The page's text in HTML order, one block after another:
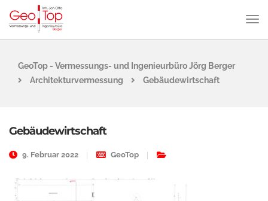
GeoTop - Vermessungs- und Ingenieurbüro Jörg Berger
Architekturvermessung
Gebäudewirtschaft
Gebäudewirtschaft
9. Februar 2022 GeoTop